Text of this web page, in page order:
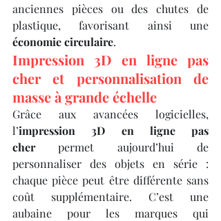
anciennes pièces ou des chutes de
économie circulaire.
Impression 3D en ligne pas
cher et personnalisation de
masse à grande échelle
Grâce aux avancées logicielles,
l’impression 3D en ligne pas
cher permet aujourd’hui de
personnaliser des objets en série :
chaque pièce peut être différente sans
coût supplémentaire. C’est une
aubaine pour les marques qui